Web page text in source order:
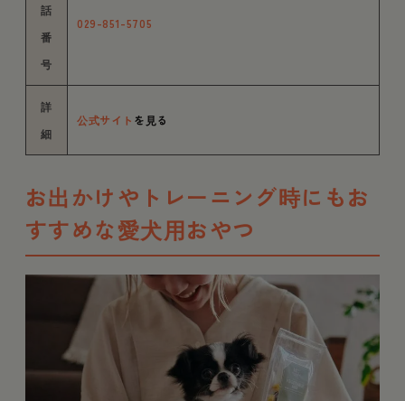
話
番
号
029-851-5705
詳
細
公式サイト を見る
お出かけやトレーニング時にもお
すすめな愛犬用おやつ